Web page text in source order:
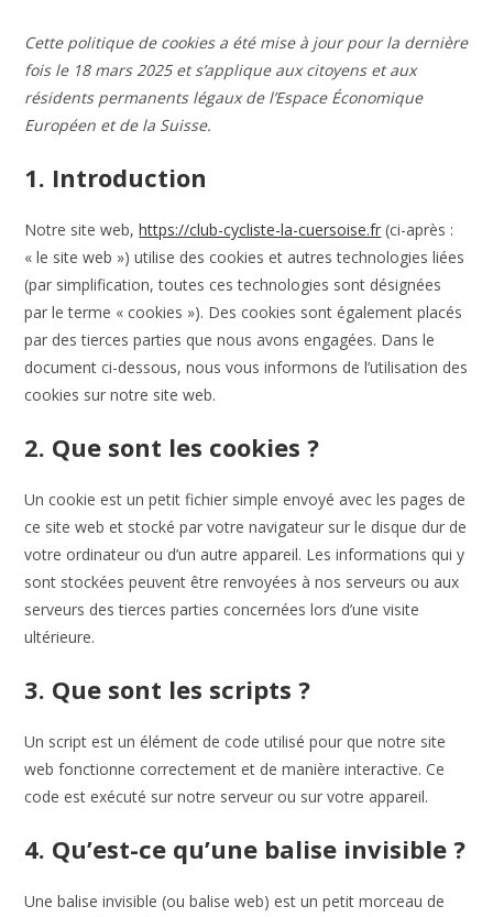
Cette politique de cookies a été mise à jour pour la dernière
fois le 18 mars 2025 et s’applique aux citoyens et aux
résidents permanents légaux de l’Espace Économique
Européen et de la Suisse.
1. Introduction
Notre site web,https://club-cycliste-la-cuersoise.fr (ci-après :
« le site web ») utilise des cookies et autres technologies liées
(par simplification, toutes ces technologies sont désignées
par le terme « cookies »). Des cookies sont également placés
par des tierces parties que nous avons engagées. Dans le
document ci-dessous, nous vous informons de l’utilisation des
cookies sur notre site web.
2. Que sont les cookies ?
Un cookie est un petit fichier simple envoyé avec les pages de
ce site web et stocké par votre navigateur sur le disque dur de
votre ordinateur ou d’un autre appareil. Les informations qui y
sont stockées peuvent être renvoyées à nos serveurs ou aux
serveurs des tierces parties concernées lors d’une visite
ultérieure.
3. Que sont les scripts ?
Un script est un élément de code utilisé pour que notre site
web fonctionne correctement et de manière interactive. Ce
code est exécuté sur notre serveur ou sur votre appareil.
4. Qu’est-ce qu’une balise invisible ?
Une balise invisible (ou balise web) est un petit morceau de